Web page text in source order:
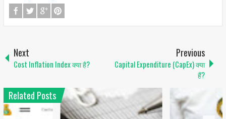
Next
Cost Inflation Index क्या है?
Previous
Capital Expenditure (CapEx) क्या
हैं?
Related Posts